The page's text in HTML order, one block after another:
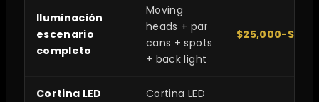
Iluminación
escenario
completo
Moving
heads + par
cans + spots
+ back light
$25,000-
Cortina LED
Cortina LED